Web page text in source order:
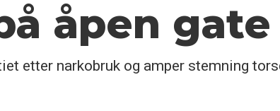
åpen gate
etter narkobruk og amper stemning